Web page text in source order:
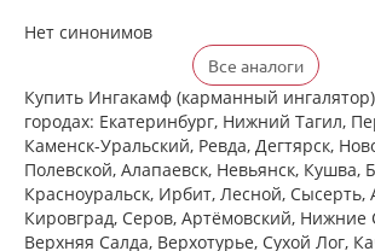
Нет синонимов
Все аналоги
Купить Ингакамф (карманный ингалятор)
городах: Екатеринбург, Нижний Тагил,
Каменск-Уральский, Ревда, Дегтярск,
Полевской, Алапаевск, Невьянск, Кушва,
Красноуральск, Ирбит, Лесной, Сысерть,
Кировград, Серов, Артёмовский, Нижние
Верхняя Салда, Верхотурье, Сухой Лог,